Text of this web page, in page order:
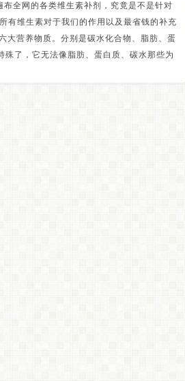
全网的各类维生素补剂，究竟是不是针对
有维生素对于我们的作用以及最省钱的补充
大营养物质。分别是碳水化合物、脂肪、蛋
了，它无法像脂肪、蛋白质、碳水那些为